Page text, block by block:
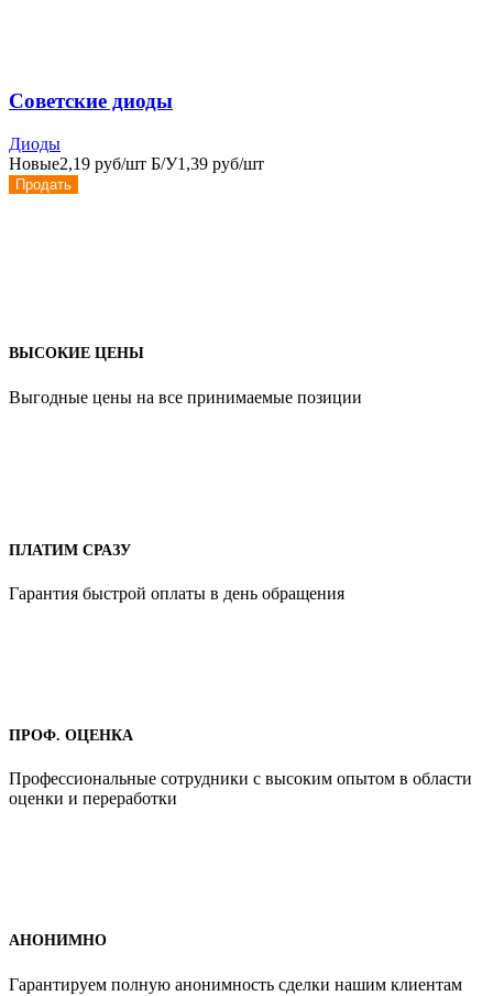
Советские диоды
Диоды
Новые2,19 руб/шт Б/У1,39 руб/шт
Продать
ВЫСОКИЕ ЦЕНЫ
Выгодные цены на все принимаемые позиции
ПЛАТИМ СРАЗУ
Гарантия быстрой оплаты в день обращения
ПРОФ. ОЦЕНКА
Профессиональные сотрудники с высоким опытом в области
оценки и переработки
АНОНИМНО
Гарантируем полную анонимность сделки нашим клиентам